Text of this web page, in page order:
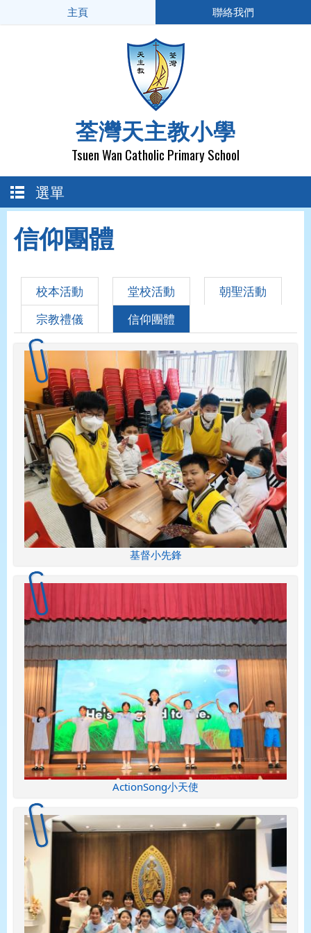
荃灣天主教小學
Tsuen Wan Catholic Primary School
主頁 聯絡我們
選單
信仰團體
校本活動 堂校活動
朝聖活動
宗教禮儀
信仰團體
基督小先鋒
ActionSong小天使